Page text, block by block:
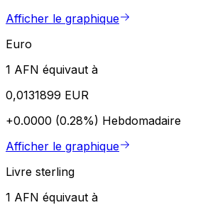
Afficher le graphique
Euro
1 AFN équivaut à
0,0131899 EUR
+0.0000 (0.28%) Hebdomadaire
Afficher le graphique
Livre sterling
1 AFN équivaut à